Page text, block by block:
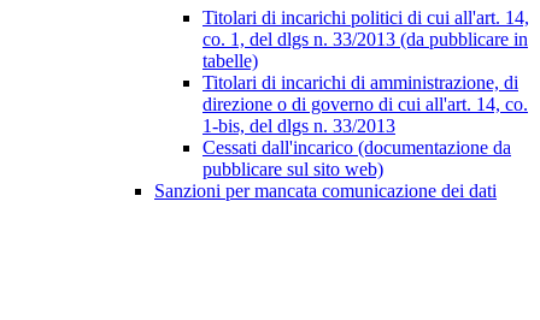
Titolari di incarichi politici di cui all'art. 14,
co. 1, del dlgs n. 33/2013 (da pubblicare in
tabelle)
Titolari di incarichi di amministrazione, di
direzione o di governo di cui all'art. 14, co.
1-bis, del dlgs n. 33/2013
Cessati dall'incarico (documentazione da
pubblicare sul sito web)
Sanzioni per mancata comunicazione dei dati